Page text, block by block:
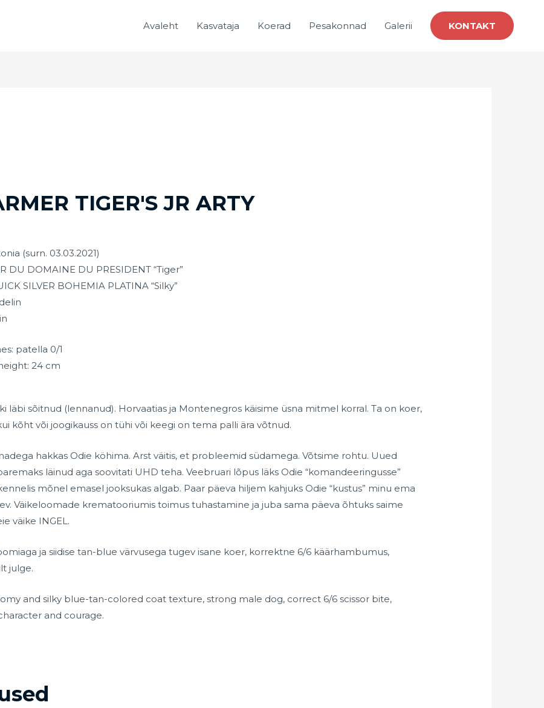
Avaleht Kasvataja Koerad Pesakonnad Galerii KONTAKT
TIGER'S JR ARTY
(surn. 03.03.2021)
DU DOMAINE DU PRESIDENT “Tiger”
SILVER BOHEMIA PLATINA “Silky”
patella 0/1
24 cm
läbi sõitnud (lennanud). Horvaatias ja Montenegros käisime üsna mitmel korral. Ta on koer,
kõht või joogikauss on tühi või keegi on tema palli ära võtnud.
hakkas Odie köhima. Arst väitis, et probleemid südamega. Võtsime rohtu. Uued
läinud aga soovitati UHD teha. Veebruari lõpus läks Odie “komandeeringusse”
mõnel emasel jooksukas algab. Paar päeva hiljem kahjuks Odie “kustus” minu ema
Väikeloomade krematooriumis toimus tuhastamine ja juba sama päeva õhtuks saime
väike INGEL.
ja siidise tan-blue värvusega tugev isane koer, korrektne 6/6 käärhambumus,
julge.
and silky blue-tan-colored coat texture, strong male dog, correct 6/6 scissor bite,
and courage.